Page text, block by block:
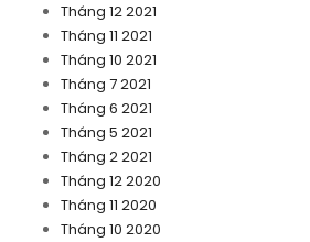
Tháng 12 2021
Tháng 11 2021
Tháng 10 2021
Tháng 7 2021
Tháng 6 2021
Tháng 5 2021
Tháng 2 2021
Tháng 12 2020
Tháng 11 2020
Tháng 10 2020